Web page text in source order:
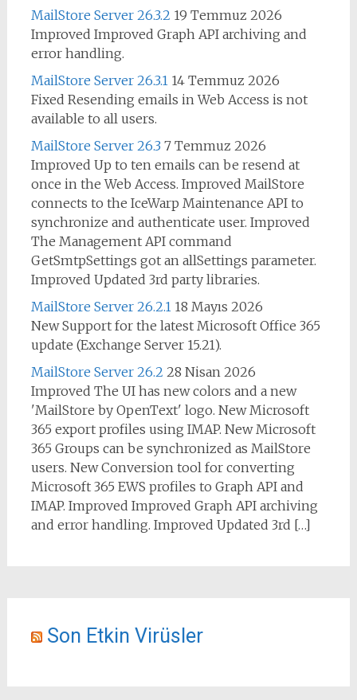
MailStore Server 26.3.2 19 Temmuz 2026
Improved Improved Graph API archiving and
error handling.
MailStore Server 26.3.1 14 Temmuz 2026
Fixed Resending emails in Web Access is not
available to all users.
MailStore Server 26.3 7 Temmuz 2026
Improved Up to ten emails can be resend at
once in the Web Access. Improved MailStore
connects to the IceWarp Maintenance API to
synchronize and authenticate user. Improved
The Management API command
GetSmtpSettings got an allSettings parameter.
Improved Updated 3rd party libraries.
MailStore Server 26.2.1 18 Mayıs 2026
New Support for the latest Microsoft Office 365
update (Exchange Server 15.21).
MailStore Server 26.2 28 Nisan 2026
Improved The UI has new colors and a new
'MailStore by OpenText' logo. New Microsoft
365 export profiles using IMAP. New Microsoft
365 Groups can be synchronized as MailStore
users. New Conversion tool for converting
Microsoft 365 EWS profiles to Graph API and
IMAP. Improved Improved Graph API archiving
and error handling. Improved Updated 3rd […]
Son Etkin Virüsler